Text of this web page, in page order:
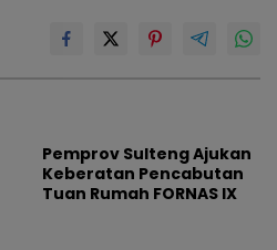
Pemprov Sulteng Ajukan
Keberatan Pencabutan
Tuan Rumah FORNAS IX